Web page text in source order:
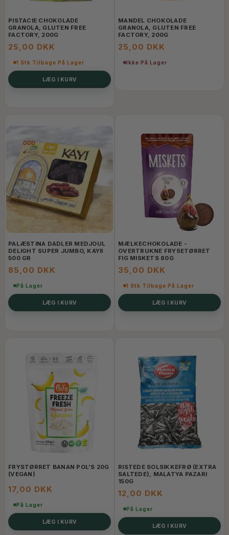
PISTACIE CHOKOLADE
GRANOLA, GLUTEN FREE
FACTORY, 200G
25,00 DKK
1 Stk Tilbage På Lager
LÆG I KURV
MANDEL CHOKOLADE
GRANOLA, GLUTEN FREE
FACTORY, 200G
25,00 DKK
Ikke På Lager
PALÆSTINA DADLER MEDJOUL
DELIGHT SUPER JUMBO, KAYII
500 GR
85,00 DKK
På Lager
LÆG I KURV
MÆLKECHOKOLADE -
OVERTRUKNE FRYSETØRRET
FIG MISKETS 80G
35,00 DKK
1 Stk Tilbage På Lager
LÆG I KURV
FRYSTØRRET BANAN POL'S 20G
(VEGAN)
17,00 DKK
På Lager
LÆG I KURV
RISTEDE SOLSIKKEFRØ (EXTRA
SALTEDE), MALATYA PAZARI
150G
12,00 DKK
På Lager
LÆG I KURV